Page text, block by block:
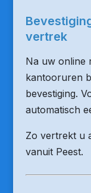
vertrek
Na uw online
kantooruren
bevestiging.
automatisch
Zo vertrekt u
vanuit Peest.